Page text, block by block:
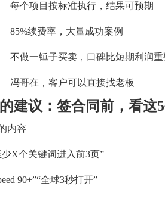
每个项目按标准执行，结果可预期
85%续费率，大量成功案例
不做一锤子买卖，口碑比短期利润重
冯哥在，客户可以直接找老板
建议：签合同前，看这
内容
少X个关键词进入前3页”
90+”“全球3秒打开”